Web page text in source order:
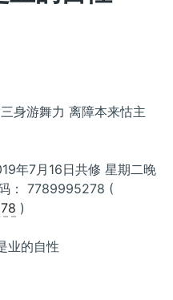
身游舞力 离障本来怙主
年7月16日共修 星期二晚
： 7789995278 (
)
业的自性